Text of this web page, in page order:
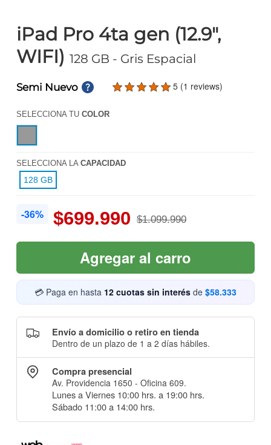
iPad Pro 4ta gen (12.9",
WIFI) 128 GB - Gris Espacial
Semi Nuevo 5 (1 reviews)
SELECCIONA TU COLOR
SELECCIONA LA CAPACIDAD
128 GB
-36% $699.990 $1.099.990
Agregar al carro
💳 Paga en hasta 12 cuotas sin interés de $58.333
Envío a domicilio o retiro en tienda
Dentro de un plazo de 1 a 2 días hábiles.
Compra presencial
Av. Providencia 1650 - Oficina 609.
Lunes a Viernes 10:00 hrs. a 19:00 hrs.
Sábado 11:00 a 14:00 hrs.